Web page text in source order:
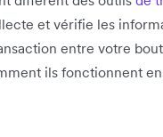
et vérifie les
entre votre
ils fonctionnent